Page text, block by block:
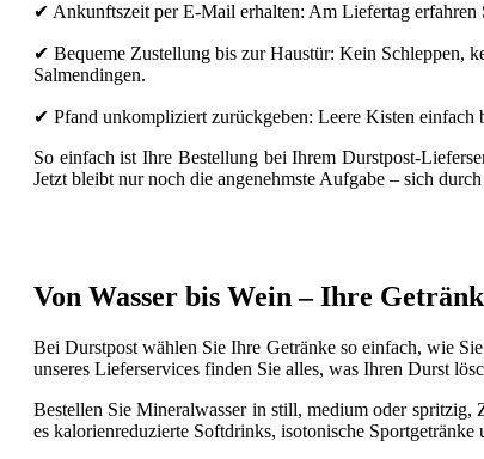
✔ Ankunftszeit per E-Mail erhalten: Am Liefertag
✔ Bequeme Zustellung bis zur Haustür: Kein Schleppen,
Salmendingen.
✔ Pfand unkompliziert zurückgeben: Leere Kisten einfach
So einfach ist Ihre Bestellung bei Ihrem Durstpost-
Jetzt bleibt nur noch die angenehmste Aufgabe – sich
Von Wasser bis Wein – Ihre
Bei Durstpost wählen Sie Ihre Getränke so einfach, wie
unseres Lieferservices finden Sie alles, was Ihren Durst
Bestellen Sie Mineralwasser in still, medium oder
es kalorienreduzierte Softdrinks, isotonische